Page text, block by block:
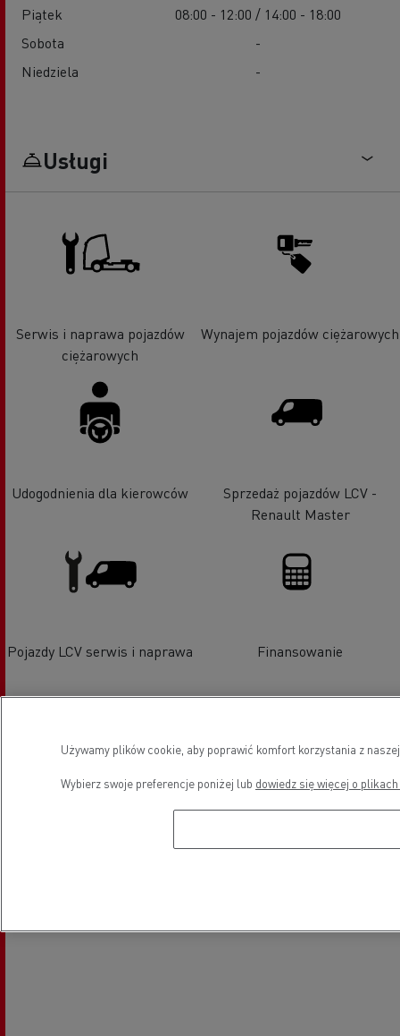
Piątek
08:00 - 12:00 / 14:00 - 18:00
Sobota
-
Niedziela
-
Usługi
Serwis i naprawa pojazdów
ciężarowych
Wynajem pojazdów ciężarowych
Udogodnienia dla kierowców
Sprzedaż pojazdów LCV -
Renault Master
Pojazdy LCV serwis i naprawa Finansowanie
Pojazdy elektryczne
Używamy plików cookie, aby poprawić komfort korzystania z
Wybierz swoje preferencje poniżej lub dowiedz się więcej o